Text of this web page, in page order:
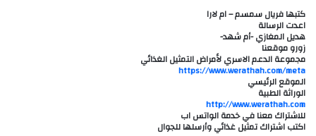
كتبها فريال سمسم – ام لارا
اعدت الرسالة
هديل المغازي -أم شهد-
زورو موقعنا
مجموعة الدعم الاسري لأمراض التمثيل الغذائي
الموقع الرئيسي
الوراثة الطبية
للاشتراك معنا في خدمة الواتس اب
اكتب اشتراك تمثيل غذائي وأرسلها للجوال